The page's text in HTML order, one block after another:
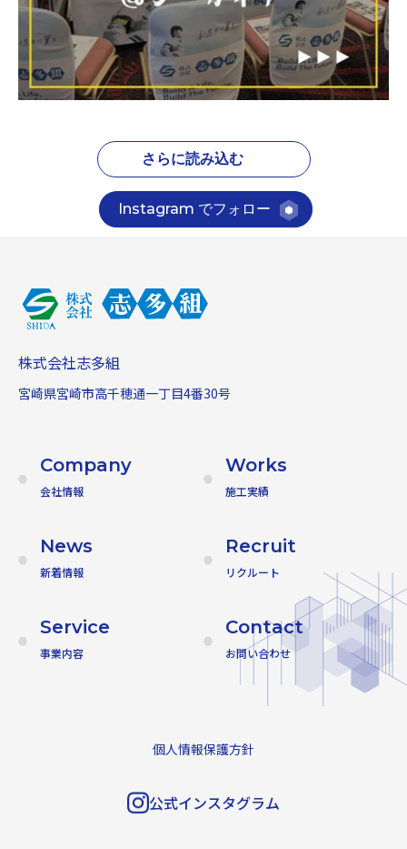
さらに読み込む
Instagram でフォロー
株式会社志多組
宮崎県宮崎市高千穂通一丁目4番30号
Company
会社情報
Works
施工実績
News
新着情報
Recruit
リクルート
Service
事業内容
Contact
お問い合わせ
公式インスタグラム
個人情報保護方針